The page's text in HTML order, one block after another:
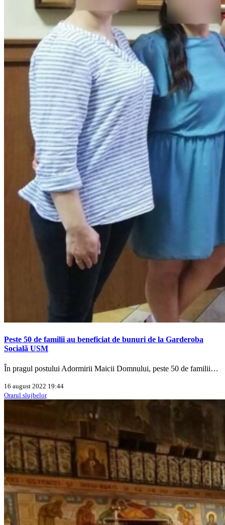
Peste 50 de familii au beneficiat de bunuri de la Garderoba
Socială USM
În pragul postului Adormirii Maicii Domnului, peste 50 de familii…
16 august 2022 19:44
Orarul slujbelor